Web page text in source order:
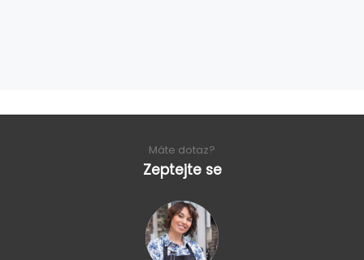
Máte dotaz?
Zeptejte se